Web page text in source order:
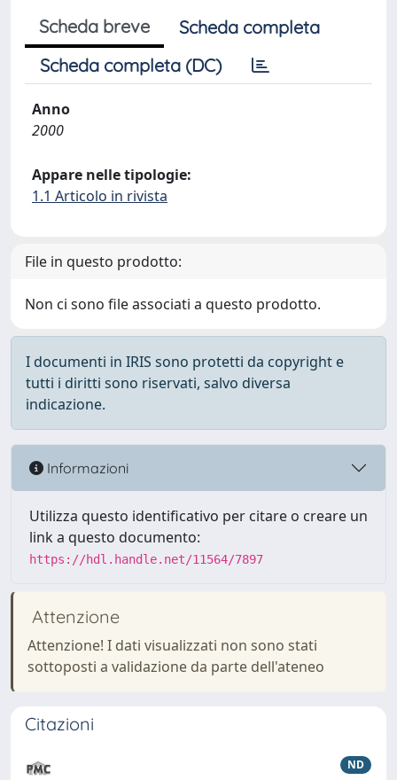
Scheda breve
Scheda completa
Scheda completa (DC)
Anno
2000
Appare nelle tipologie:
1.1 Articolo in rivista
File in questo prodotto:
Non ci sono file associati a questo prodotto.
I documenti in IRIS sono protetti da copyright e
tutti i diritti sono riservati, salvo diversa
indicazione.
Informazioni
Utilizza questo identificativo per citare o creare un
link a questo documento:
https://hdl.handle.net/11564/7897
Attenzione
Attenzione! I dati visualizzati non sono stati
sottoposti a validazione da parte dell'ateneo
Citazioni
ND